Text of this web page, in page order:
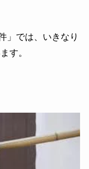
」では、いきなり
す。